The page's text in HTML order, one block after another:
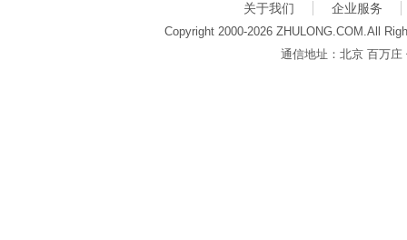
关于我们 企业服务
Copyright 2000-2026 ZHULONG.COM.All
通信地址：北京 百万